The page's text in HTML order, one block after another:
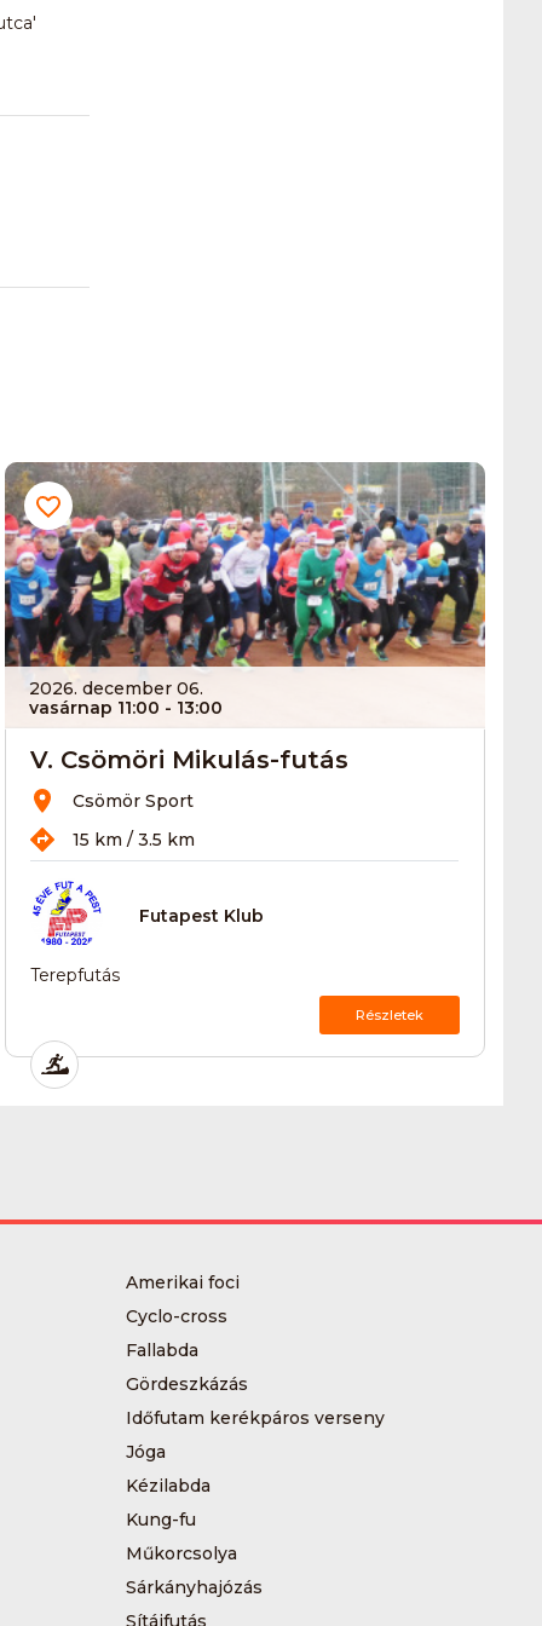
2026. december 06.
vasárnap 11:00 - 13:00
V. Csömöri Mikulás-futás
Csömör Sport
15 km / 3.5 km
Futapest Klub
Terepfutás
Részletek
Amerikai foci
Cyclo-cross
Fallabda
Gördeszkázás
Időfutam kerékpáros verseny
Jóga
Kézilabda
Kung-fu
Műkorcsolya
Sárkányhajózás
Sítájfutás